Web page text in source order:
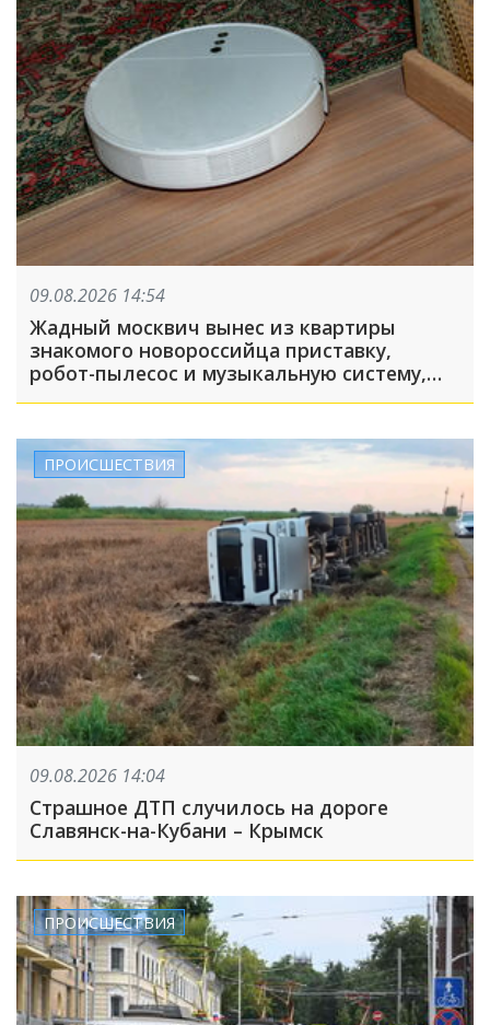
09.08.2026 14:54
Жадный москвич вынес из квартиры
знакомого новороссийца приставку,
робот-пылесос и музыкальную систему,
пока его подельник отвлекал хозяина
ПРОИСШЕСТВИЯ
09.08.2026 14:04
Страшное ДТП случилось на дороге
Славянск-на-Кубани – Крымск
ПРОИСШЕСТВИЯ